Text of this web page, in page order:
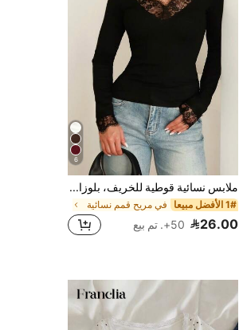
6
ملابس نسائية قوطية للخريف، بلوزات سوداء كاجوال، ملابس خريفية للنساء، بلوزات سوداء بأكمام طويلة من الدانتيل، ملابس للخروج
1# الأفضل مبيعا في مريح قمم نسائية
26.00 50+. تم بيع